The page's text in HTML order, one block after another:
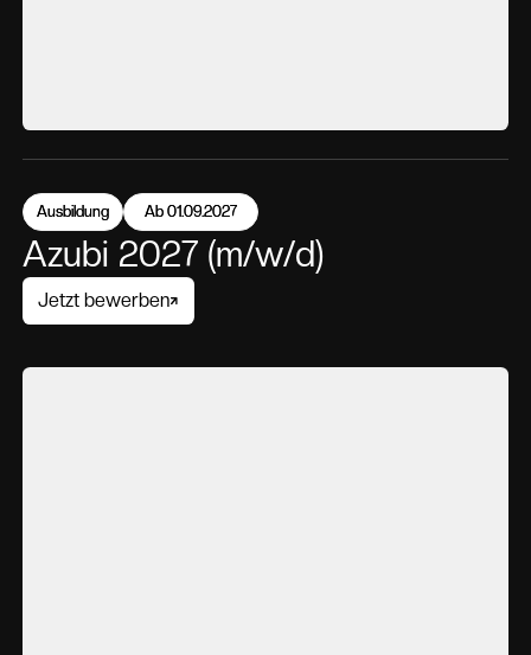
Ausbildung
Ausbildung Ab 01.09.2027
Ab 01.09.2027
Azubi 2027 (m/w/d)
Jetzt bewerben